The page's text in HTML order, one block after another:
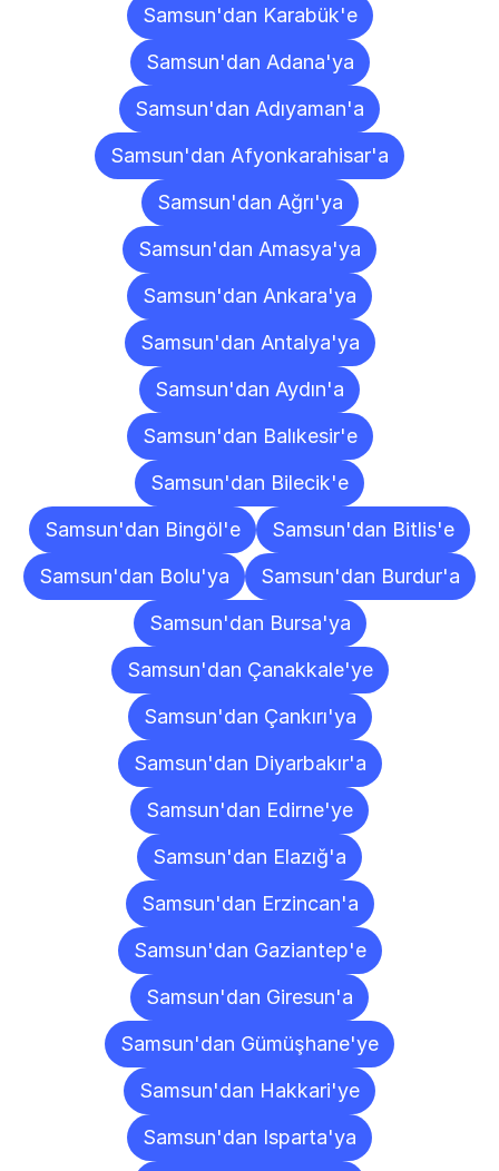
Samsun'dan Karabük'e
Samsun'dan Adana'ya
Samsun'dan Adıyaman'a
Samsun'dan Afyonkarahisar'a
Samsun'dan Ağrı'ya
Samsun'dan Amasya'ya
Samsun'dan Ankara'ya
Samsun'dan Antalya'ya
Samsun'dan Aydın'a
Samsun'dan Balıkesir'e
Samsun'dan Bilecik'e
Samsun'dan Bingöl'e
Samsun'dan Bitlis'e
Samsun'dan Bolu'ya
Samsun'dan Burdur'a
Samsun'dan Bursa'ya
Samsun'dan Çanakkale'ye
Samsun'dan Çankırı'ya
Samsun'dan Diyarbakır'a
Samsun'dan Edirne'ye
Samsun'dan Elazığ'a
Samsun'dan Erzincan'a
Samsun'dan Gaziantep'e
Samsun'dan Giresun'a
Samsun'dan Gümüşhane'ye
Samsun'dan Hakkari'ye
Samsun'dan Isparta'ya